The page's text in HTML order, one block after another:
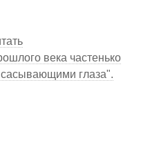
века частенько
глаза".